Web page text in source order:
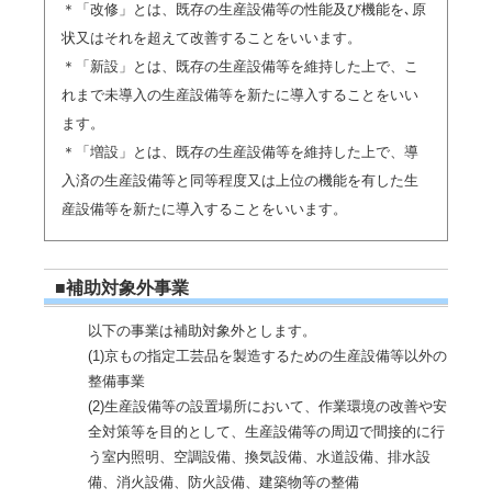
＊「改修」とは、既存の生産設備等の性能及び機能を､原
状又はそれを超えて改善することをいいます。
＊「新設」とは、既存の生産設備等を維持した上で、こ
れまで未導入の生産設備等を新たに導入することをいい
ます。
＊「増設」とは、既存の生産設備等を維持した上で、導
入済の生産設備等と同等程度又は上位の機能を有した生
産設備等を新たに導入することをいいます。
■補助対象外事業
以下の事業は補助対象外とします。
(1)京もの指定工芸品を製造するための生産設備等以外の
整備事業
(2)生産設備等の設置場所において、作業環境の改善や安
全対策等を目的として、生産設備等の周辺で間接的に行
う室内照明、空調設備、換気設備、水道設備、排水設
備、消火設備、防火設備、建築物等の整備